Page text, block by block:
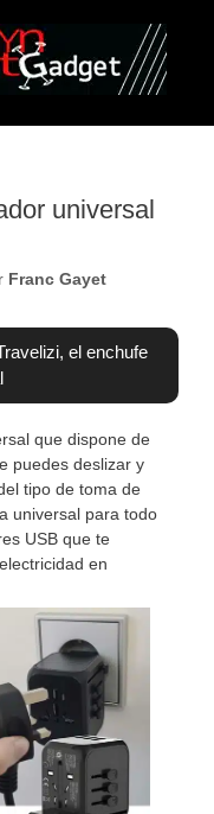
universal
Franc Gayet
el enchufe
que dispone de
puedes deslizar y
tipo de toma de
universal para todo
USB que te
en